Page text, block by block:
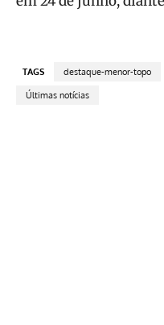
TAGS destaque-menor-topo
Últimas notícias